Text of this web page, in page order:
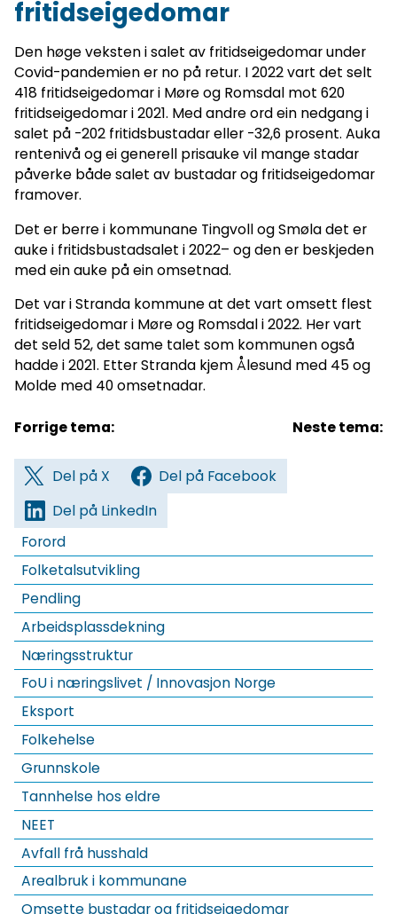
fritidseigedomar
Den høge veksten i salet av fritidseigedomar under
Covid-pandemien er no på retur. I 2022 vart det selt
418 fritidseigedomar i Møre og Romsdal mot 620
fritidseigedomar i 2021. Med andre ord ein nedgang i
salet på -202 fritidsbustadar eller -32,6 prosent. Auka
rentenivå og ei generell prisauke vil mange stadar
påverke både salet av bustadar og fritidseigedomar
framover.
Det er berre i kommunane Tingvoll og Smøla det er
auke i fritidsbustadsalet i 2022– og den er beskjeden
med ein auke på ein omsetnad.
Det var i Stranda kommune at det vart omsett flest
fritidseigedomar i Møre og Romsdal i 2022. Her vart
det seld 52, det same talet som kommunen også
hadde i 2021. Etter Stranda kjem Ålesund med 45 og
Molde med 40 omsetnadar.
Forrige tema: Neste tema:
Del på X
Del på Facebook
Del på LinkedIn
Forord
Folketalsutvikling
Pendling
Arbeidsplassdekning
Næringsstruktur
FoU i næringslivet / Innovasjon Norge
Eksport
Folkehelse
Grunnskole
Tannhelse hos eldre
NEET
Avfall frå husshald
Arealbruk i kommunane
Omsette bustadar og fritidseigedomar